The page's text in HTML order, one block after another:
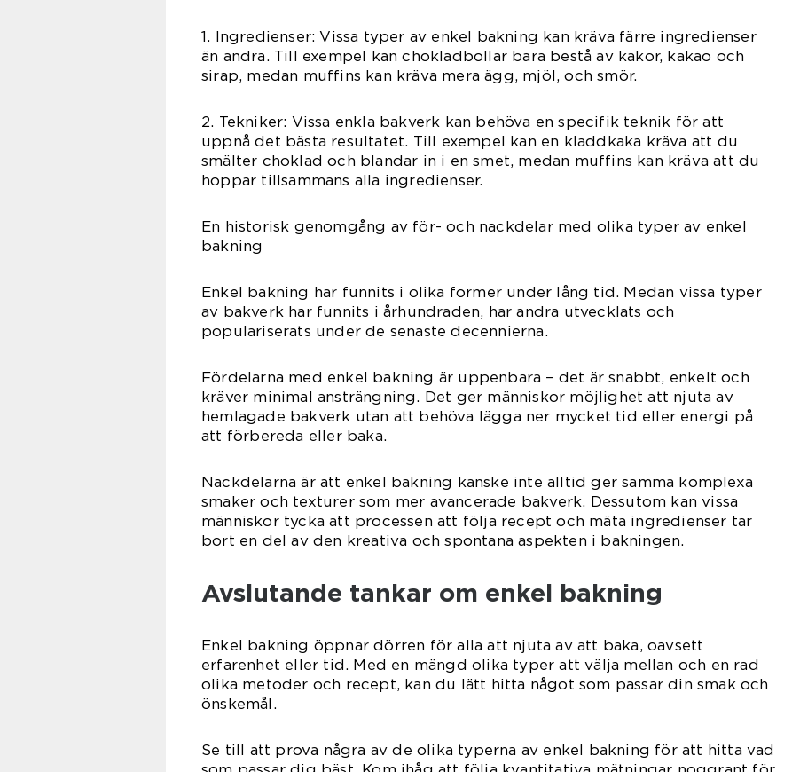
1. Ingredienser: Vissa typer av enkel bakning kan kräva färre ingredienser
än andra. Till exempel kan chokladbollar bara bestå av kakor, kakao och
sirap, medan muffins kan kräva mera ägg, mjöl, och smör.
2. Tekniker: Vissa enkla bakverk kan behöva en specifik teknik för att
uppnå det bästa resultatet. Till exempel kan en kladdkaka kräva att du
smälter choklad och blandar in i en smet, medan muffins kan kräva att du
hoppar tillsammans alla ingredienser.
En historisk genomgång av för- och nackdelar med olika typer av enkel
bakning
Enkel bakning har funnits i olika former under lång tid. Medan vissa typer
av bakverk har funnits i århundraden, har andra utvecklats och
populariserats under de senaste decennierna.
Fördelarna med enkel bakning är uppenbara – det är snabbt, enkelt och
kräver minimal ansträngning. Det ger människor möjlighet att njuta av
hemlagade bakverk utan att behöva lägga ner mycket tid eller energi på
att förbereda eller baka.
Nackdelarna är att enkel bakning kanske inte alltid ger samma komplexa
smaker och texturer som mer avancerade bakverk. Dessutom kan vissa
människor tycka att processen att följa recept och mäta ingredienser tar
bort en del av den kreativa och spontana aspekten i bakningen.
Avslutande tankar om enkel bakning
Enkel bakning öppnar dörren för alla att njuta av att baka, oavsett
erfarenhet eller tid. Med en mängd olika typer att välja mellan och en rad
olika metoder och recept, kan du lätt hitta något som passar din smak och
önskemål.
Se till att prova några av de olika typerna av enkel bakning för att hitta vad